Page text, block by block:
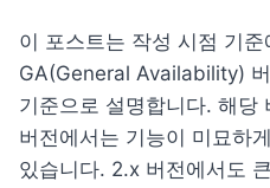
이 포스트는 작성 시점 기
GA(General Availability)
기준으로 설명합니다. 해당
버전에서는 기능이 미묘하
있습니다. 2.x 버전에서도